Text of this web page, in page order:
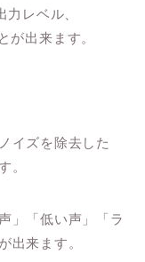
レベル、
が出来ます。
イズを除去した
。
」「低い声」「ラ
出来ます。